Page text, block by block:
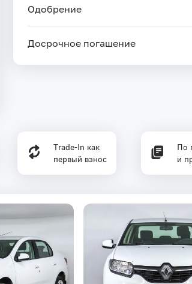
Одобрение
Досрочное погашение
Trade-In как
первый взнос
По
и